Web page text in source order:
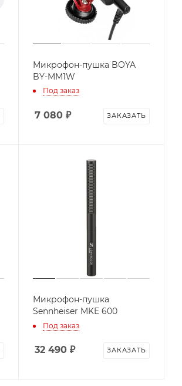
Микрофон-пушка BOYA
BY-MM1W
Под заказ
7 080₽ ЗАКАЗАТЬ
Микрофон-пушка
Sennheiser MKE 600
Под заказ
32 490₽ ЗАКАЗАТЬ